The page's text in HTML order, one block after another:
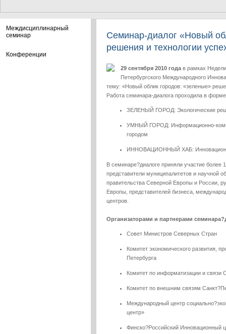
Междисциплинарный
семинар
Конференции
Семинар-диалог «Новый
решения и технологии
29 сентября 2010 года в рамках
Петербургского Международного
тему: «Новый облик городов: «зеленые»
Работа семинара-диалога проходила в
ЗЕЛЕНЫЙ ГОРОД: Экологические
УМНЫЙ ГОРОД: Информационно-
городом
ИННОВАЦИОННЫЙ ХАБ:
В семинаре?диалоге приняли участие более
представители муниципалитетов и научной
правительства Северной Европы и России,
Европы, представителей бизнеса,
центров.
Организаторами и партнерами
Совет Министров Северных Стран
Комитет экономического развития,
Петербурга
Комитет по информатизации и связи
Комитет по внешним связям
Международный центр
центр»
Финско?Российский Инновационный